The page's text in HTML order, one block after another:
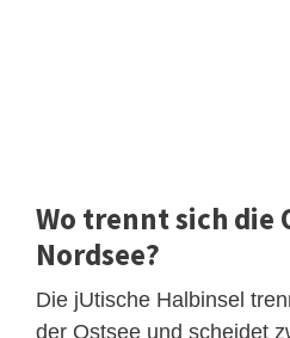
Wo trennt sich die
Nordsee?
Die jUtische Halbinsel
der Ostsee und scheidet